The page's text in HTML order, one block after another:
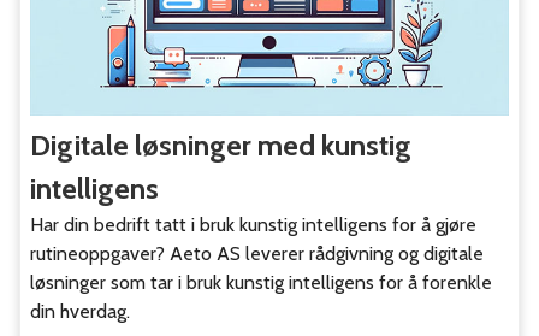
Digitale løsninger med kunstig
intelligens
Har din bedrift tatt i bruk kunstig intelligens for å gjøre
rutineoppgaver? Aeto AS leverer rådgivning og digitale
løsninger som tar i bruk kunstig intelligens for å forenkle
din hverdag.